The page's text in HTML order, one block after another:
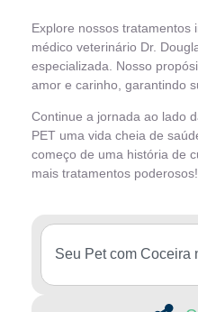
Explore nossos tratamentos
médico veterinário Dr.
especializada. Nosso
amor e carinho, garantindo
Continue a jornada ao lado
PET uma vida cheia de
começo de uma história de
mais tratamentos poderosos!